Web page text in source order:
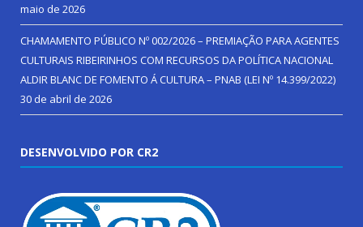
maio de 2026
CHAMAMENTO PÚBLICO Nº 002/2026 – PREMIAÇÃO PARA AGENTES
CULTURAIS RIBEIRINHOS COM RECURSOS DA POLÍTICA NACIONAL
ALDIR BLANC DE FOMENTO Á CULTURA – PNAB (LEI Nº 14.399/2022)
30 de abril de 2026
DESENVOLVIDO POR CR2